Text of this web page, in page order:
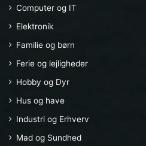
Computer og IT
Elektronik
Familie og børn
Ferie og lejligheder
Hobby og Dyr
Hus og have
Industri og Erhverv
Mad og Sundhed